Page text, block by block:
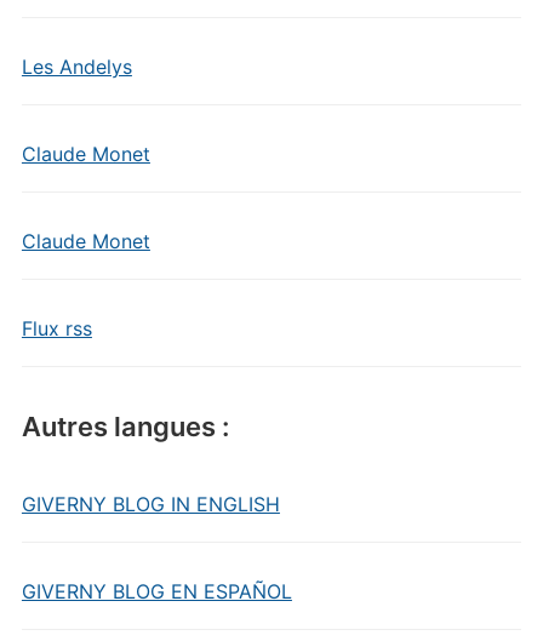
Les Andelys
Claude Monet
Claude Monet
Flux rss
Autres langues :
GIVERNY BLOG IN ENGLISH
GIVERNY BLOG EN ESPAÑOL